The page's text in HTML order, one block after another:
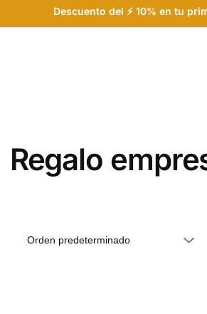
Descuento del ⚡ 10% en tu
Regalo